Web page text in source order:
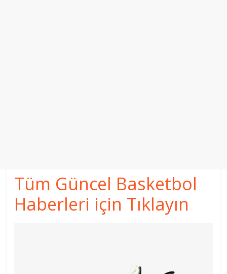
Tüm Güncel Basketbol
Haberleri için Tıklayın